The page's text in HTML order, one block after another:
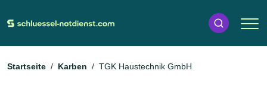
Startseite Karben TGK Haustechnik GmbH